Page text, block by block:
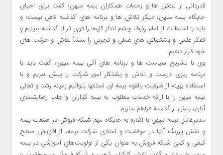
قدردانی از تلاش ها و زحمات همکاران بیمه میهن؛ گفت برای احیای
جایگاه بیمه میهن، دیگر تلاش ها و برنامه های گذشته کافی نیست و
باید با استعانت از امام رئوف چشم انداز کارها را قوی تر از گذشته ببینیم و
تفکر علمی و پشتیبانی های عملی و تجربی را منشأ تلاش و حرکت های
خود قرار دهیم.
وی با تشریح سیاست ها و برنامه های آتی بیمه میهن؛ گفت باید با
برنامه ریزی درست و تلاش و پشتکار امور شرکت را پیش ببریم و با
استفاده بهینه از ظرفیت بالقوه بیمه ای استانها بتوانیم زمینه رشد و تعالی
بیمه میهن را با ارائه خدمات مطلوب به بیمه گذاران و جلب رضایتمندی
آنان، بیش از گذشته فراهم سازیم.
مدیرعامل بیمه میهن با اشاره به جایگاه مهم شبکه فروش در صنعت بیمه
و نقش پررنگ آنها در موفقیت و اعتلای شرکت بیمه، از افزایش سطح
کیفی و کمی شبکه فروش به عنوان یکی از اولویت‌های آموزشی در بیمه